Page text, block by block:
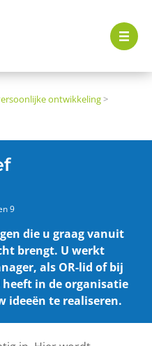
ontwikkeling>
9
die u graag vanuit
brengt. U werkt
als OR-lid of bij
heeft in de organisatie
ideeën te realiseren.